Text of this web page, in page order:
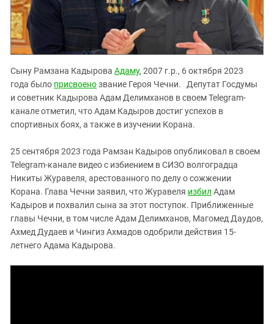
Сыну Рамзана Кадырова Адаму, 2007 г.р., 6 октября 2023
года было присвоенозвание Героя Чечни.
Депутат Госдумы
и советник Кадырова Адам Делимханов в своем Telegram-
канале отметил, что Адам Кадыров достиг успехов в
спортивных боях, а также в изучении Корана.
25 сентября 2023 года Рамзан Кадыров опубликовал в своем
Telegram-канале видео с избиением в СИЗО волгоградца
Никиты Журавеля, арестованного по делу о сожжении
Корана. Глава Чечни заявил, что Журавеля избил Адам
Кадыров и похвалил сына за этот поступок. Приближенные
главы Чечни, в том числе Адам Делимханов, Магомед Даудов,
Ахмед Дудаев и Чингиз Ахмадов одобрили действия 15-
летнего Адама Кадырова.